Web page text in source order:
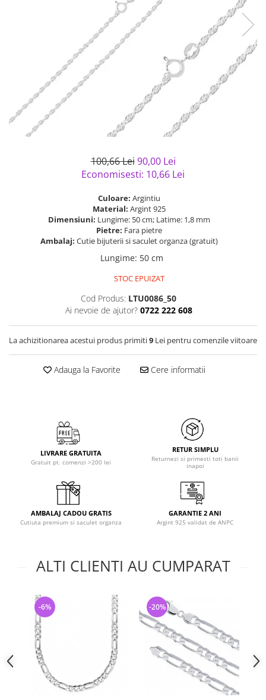
Bijuterii argint placat cu aur
Bijuterii argint cu diverse
Bijuterii argint cu murano
Bijuterii gotice si rock
Bijuterii Handmade
Bijuterii fantezie
Casete si cutii de bijuterii
Bijuterii tungsten
Accesorii Piele
Solutii si lavete de curatare
100,66 Lei 90,00 Lei
Economisesti: 10,66 Lei
Culoare: Argintiu
Material: Argint 925
Dimensiuni: Lungime: 50 cm; Latime: 1,8 mm
Pietre: Fara pietre
Ambalaj: Cutie bijuterii si saculet organza (gratuit)
Lungime: 50 cm
STOC EPUIZAT
Cod Produs: LTU0086_50
Ai nevoie de ajutor? 0722 222 608
La achizitionarea acestui produs primiti9 Lei pentru comenzile viitoare
Adauga la Favorite Cere informatii
LIVRARE GRATUITA
Gratuit pt. comenzi >200 lei
RETUR SIMPLU
Returnezi si primesti toti banii
inapoi
AMBALAJ CADOU GRATIS
Cutiuta premium si saculet organza
GARANTIE 2 ANI
Argint 925 validat de ANPC
ALTI CLIENTI AU CUMPARAT
-6% -20%